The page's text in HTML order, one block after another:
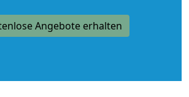
Angebote erhalten